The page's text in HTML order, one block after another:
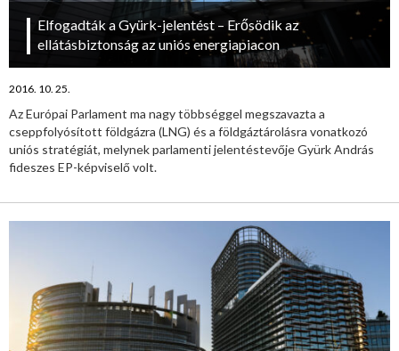
Elfogadták a Gyürk-jelentést – Erősödik az
ellátásbiztonság az uniós energiapiacon
2016. 10. 25.
Az Európai Parlament ma nagy többséggel megszavazta a
cseppfolyósított földgázra (LNG) és a földgáztárolásra vonatkozó
uniós stratégiát, melynek parlamenti jelentéstevője Gyürk András
fideszes EP-képviselő volt.